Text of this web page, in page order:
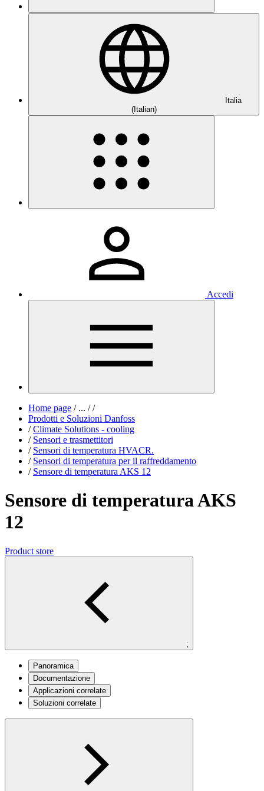
Italia
(Italian)
Accedi
Home page /... / /
Prodotti e Soluzioni Danfoss
/ Climate Solutions - cooling
/ Sensori e trasmettitori
/ Sensori di temperatura HVACR.
/ Sensori di temperatura per il raffreddamento
/ Sensore di temperatura AKS 12
Sensore di temperatura AKS
12
Product store
;
Panoramica
Documentazione
Applicazioni correlate
Soluzioni correlate